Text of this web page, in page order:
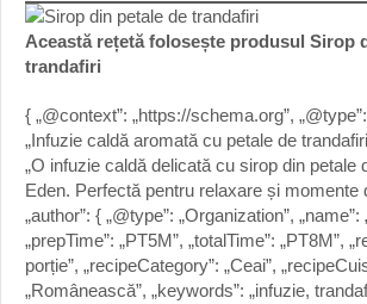
Această rețetă folosește produsul Sirop
trandafiri
{ „@context”: „https://schema.org”,
„Infuzie caldă aromată cu petale de
„O infuzie caldă delicată cu sirop din petale
Eden. Perfectă pentru relaxare și momente
„author”: { „@type”: „Organization”, „name”:
„prepTime”: „PT5M”, „totalTime”: „PT8M”,
porție”, „recipeCategory”: „Ceai”,
„Românească”, „keywords”: „infuzie,